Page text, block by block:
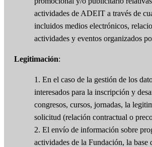
actividades de ADEIT a través de
incluidos medios electrónicos,
actividades y eventos organizados
Legitimación:
1. En el caso de la gestión de los
interesados para la inscripción y
congresos, cursos, jornadas, la
solicitud (relación contractual o
2. El envío de información sobre
actividades de la Fundación, la base